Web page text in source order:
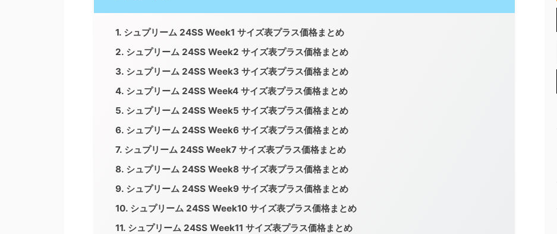
シュプリーム 24SS Week1 サイズ表プラス価格まとめ
シュプリーム 24SS Week2 サイズ表プラス価格まとめ
シュプリーム 24SS Week3 サイズ表プラス価格まとめ
シュプリーム 24SS Week4 サイズ表プラス価格まとめ
シュプリーム 24SS Week5 サイズ表プラス価格まとめ
シュプリーム 24SS Week6 サイズ表プラス価格まとめ
シュプリーム 24SS Week7 サイズ表プラス価格まとめ
シュプリーム 24SS Week8 サイズ表プラス価格まとめ
シュプリーム 24SS Week9 サイズ表プラス価格まとめ
シュプリーム 24SS Week10 サイズ表プラス価格まとめ
シュプリーム 24SS Week11 サイズ表プラス価格まとめ